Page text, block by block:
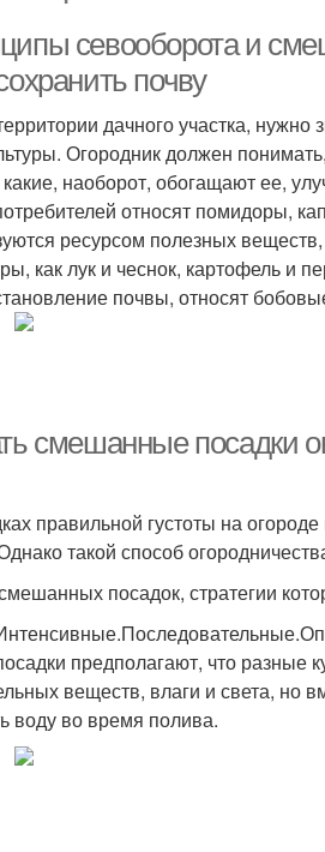
севооборота и
почву
дачного участка, нужно
Огородник должен
наоборот, обогащают ее,
относят помидоры,
ресурсом полезных
как лук и чеснок, картофель и
почвы, относят
смешанные
правильной густоты на
такой способ
посадок, стратегии
предполагают, что разные
веществ, влаги и света, но
воду во время полива.